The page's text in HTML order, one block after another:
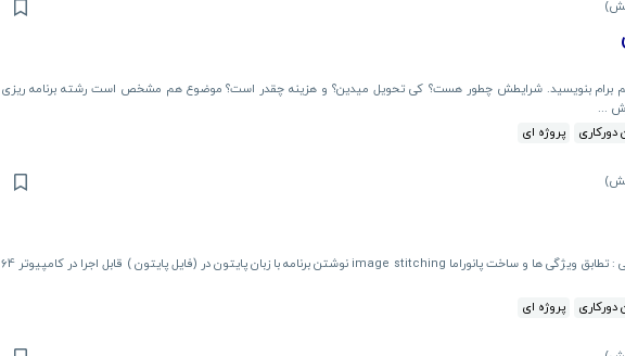
)
برام بنویسید. شرایطش چطور هست؟ کی تحویل میدین؟ و هزینه چقدر است؟ موضوع هم مشخص است رشته برنامه ریزی
...
دورکاری پروژه ای
)
سلام . درخواست انجام یک پروژه دانشجویی : تطابق ویژگی ها و ساخت پانوراما image stitching نوشتن برنامه با زبان پایتون در (فایل پایتون ) قابل اجرا در کامپیوتر 64
دورکاری پروژه ای